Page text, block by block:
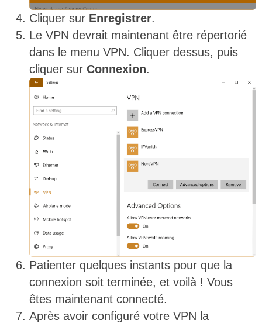
Cliquer sur Enregistrer.
Le VPN devrait maintenant être répertorié
dans le menu VPN. Cliquer dessus, puis
cliquer sur Connexion.
Patienter quelques instants pour que la
connexion soit terminée, et voilà ! Vous
êtes maintenant connecté.
Après avoir configuré votre VPN la